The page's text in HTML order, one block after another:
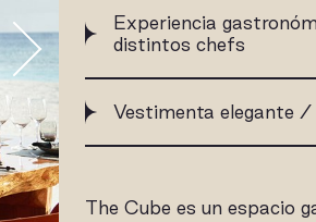
Experiencia
distintos chefs
Vestimenta elegante /
The Cube es un espacio